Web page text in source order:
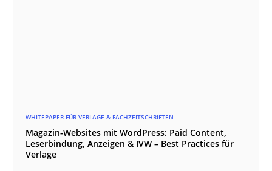
WHITEPAPER FÜR VERLAGE & FACHZEITSCHRIFTEN
Magazin-Websites mit WordPress: Paid Content,
Leserbindung, Anzeigen & IVW – Best Practices für
Verlage